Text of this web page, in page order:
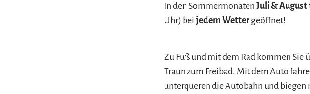
In den Sommermonaten Juli & August
Uhr) bei jedem Wetter geöffnet!
Zu Fuß und mit dem Rad kommen Sie
Traun zum Freibad. Mit dem Auto
unterqueren die Autobahn und biegen